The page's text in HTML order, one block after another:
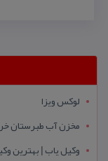
لوکس ویزا
مخزن آب طبرستان
وکیل یاب | بهترین